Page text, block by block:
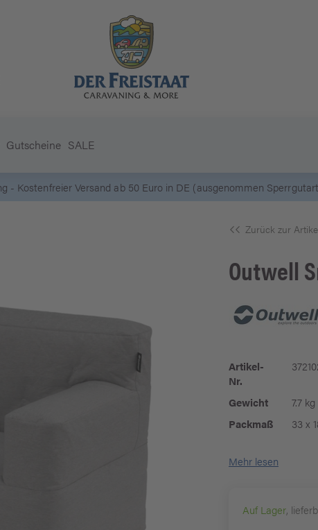
Gutscheine SALE
5 Euro Gutschein* bei Newsletter-Anmeldung
Zurück zur
Outwell
Artikel-
Nr.
Gewicht 7.7 kg
Packmaß
33 x
Mehr lesen
Auf Lager,